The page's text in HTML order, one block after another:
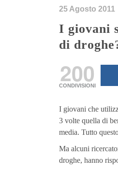
25 Agosto 2011
I giovani su Facebook e Social Media più propensi all’uso
di
200
CONDIVISIONI
I giovani che
3 volte quella di
media. Tutto
Ma alcuni
droghe, hanno